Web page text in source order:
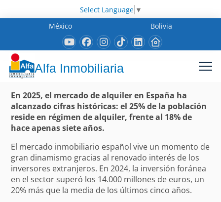
Select Language ▼
México
Bolivia
Alfa Inmobiliaria
En 2025, el mercado de alquiler en España ha
alcanzado cifras históricas: el 25% de la población
reside en régimen de alquiler, frente al 18% de
hace apenas siete años.
El mercado inmobiliario español vive un momento de
gran dinamismo gracias al renovado interés de los
inversores extranjeros. En 2024, la inversión foránea
en el sector superó los 14.000 millones de euros, un
20% más que la media de los últimos cinco años.